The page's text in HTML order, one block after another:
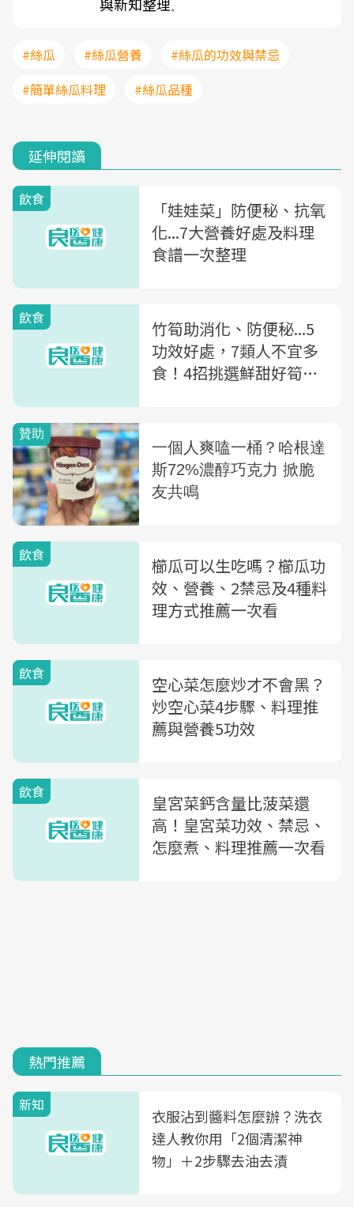
。
#絲瓜 #絲瓜營養
#絲瓜的功效與禁忌
#簡單絲瓜料理
#絲瓜品種
延伸閱讀
飲食
「娃娃菜」防便秘、抗氧
化...7大營養好處及料理
食譜一次整理
飲食
竹筍助消化、防便秘...5
功效好處，7類人不宜多
食！4招挑選鮮甜好筍＋2
飲食
櫛瓜可以生吃嗎？櫛瓜功
效、營養、2禁忌及4種料
理方式推薦一次看
飲食
空心菜怎麼炒才不會黑？
炒空心菜4步驟、料理推
薦與營養5功效
飲食
皇宮菜鈣含量比菠菜還
高！皇宮菜功效、禁忌、
怎麼煮、料理推薦一次看
熱門推薦
新知
衣服沾到醬料怎麼辦？洗衣
達人教你用「2個清潔神
物」＋2步驟去油去漬